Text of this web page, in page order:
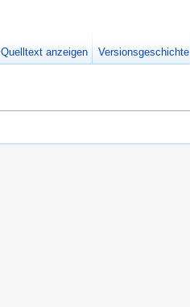
Quelltext anzeigen Versionsgeschichte